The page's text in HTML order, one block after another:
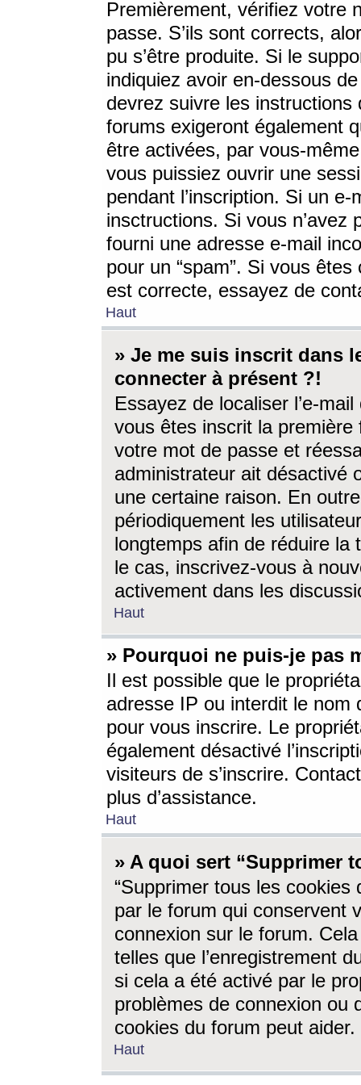
Premièrement, vérifiez votre
passe. S’ils sont corrects,
pu s’être produite. Si le
indiquiez avoir en-dessous
devrez suivre les
forums exigeront également
être activées, par vous-
vous puissiez ouvrir une
pendant l’inscription. Si un
insctructions. Si vous n’avez
fourni une adresse e-mail
pour un “spam”. Si vous
est correcte, essayez de
Haut
» Je me suis inscrit dans
connecter à présent ?!
Essayez de localiser l’e-
vous êtes inscrit la première
votre mot de passe et
administrateur ait désactivé
une certaine raison. En
périodiquement les
longtemps afin de réduire la
le cas, inscrivez-vous à
activement dans les
Haut
» Pourquoi ne puis-je pas
Il est possible que le
adresse IP ou interdit le nom
pour vous inscrire. Le
également désactivé
visiteurs de s’inscrire.
plus d’assistance.
Haut
» A quoi sert “Supprimer
“Supprimer tous les cookies
par le forum qui conservent
connexion sur le forum.
telles que l’enregistrement
si cela a été activé par le
problèmes de connexion ou
cookies du forum peut aider.
Haut